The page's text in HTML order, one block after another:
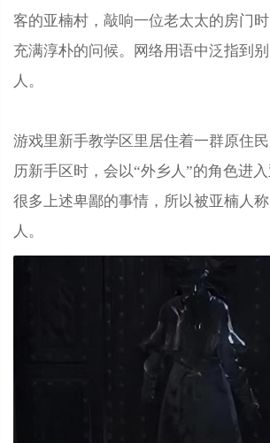
客的亚楠村，敲响一位老太太的房门
充满淳朴的问候。网络用语中泛指到
人。
游戏里新手教学区里居住着一群原住
历新手区时，会以“外乡人”的角色进
很多上述卑鄙的事情，所以被亚楠人
人。